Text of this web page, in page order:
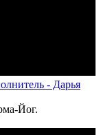
- Дарья
Йог.